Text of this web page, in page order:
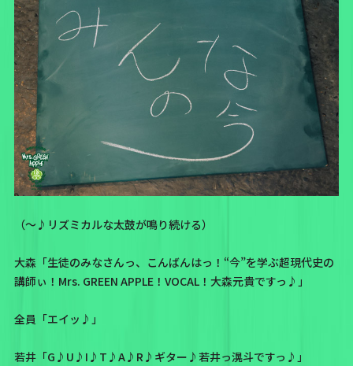
（〜♪リズミカルな太鼓が鳴り続ける）
大森「生徒のみなさんっ、こんばんはっ！“今”を学ぶ超現代史の
講師ぃ！Mrs. GREEN APPLE！VOCAL！大森元貴ですっ♪」
全員「エイッ♪」
若井「G♪U♪I♪T♪A♪R♪ギター♪若井っ滉斗ですっ♪」